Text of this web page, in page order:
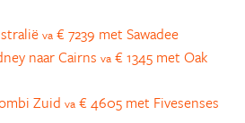
va € 7239 met Sawadee
naar Cairns va € 1345 met Oak
Zuid va € 4605 met Fivesenses